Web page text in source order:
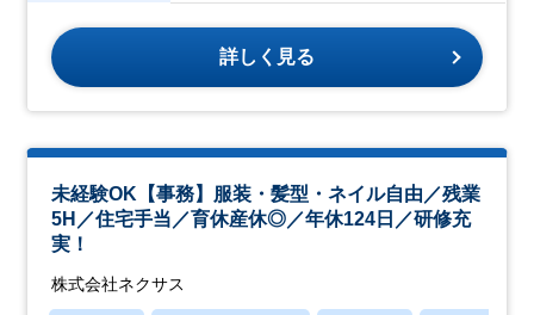
詳しく見る
未経験OK【事務】服装・髪型・ネイル自由／残業
5H／住宅手当／育休産休◎／年休124日／研修充
実！
株式会社ネクサス